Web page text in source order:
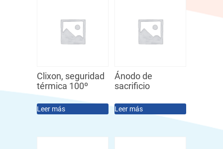
Clixon, seguridad
térmica 100º
Leer más
Ánodo de
sacrificio
Leer más